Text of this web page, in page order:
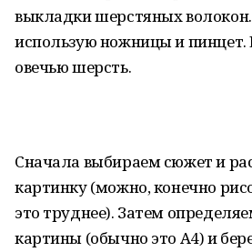
выкладки шерстяных
использую ножницы и пинцет.
овечью шерсть.
Сначала выбираем сюжет и
картинку (можно, конечно
это труднее). Затем
картины (обычно это А4) и